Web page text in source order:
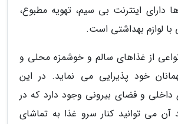
دارای اینترنت بی سیم، تهویه مطبوع،
با لوازم بهداشتی است.
از غذاهای سالم و خوشمزه محلی و
خود پذیرایی می نماید. در این
داخلی و فضای بیرونی وجود دارد که در
آن می توانید کنار سرو غذا به تماشای